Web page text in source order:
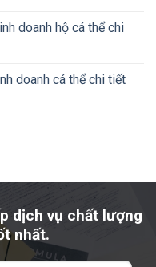
doanh hộ cá thể chi
doanh cá thể chi tiết
dịch vụ chất lượng
nhất.